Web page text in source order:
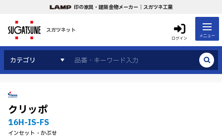
印の家具・建築金物メーカー｜スガツネ工業
スガツネット
ログイン メニュー
カテゴリ
クリッポ
16H-IS-FS
インセット・かぶせ